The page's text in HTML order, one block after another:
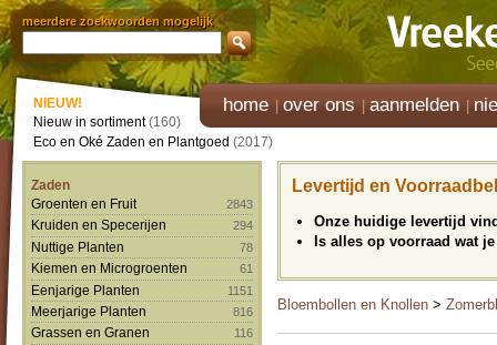
meerdere zoekwoorden mogelijk
home over ons aanmelden
NIEUW!
Nieuw in sortiment(160)
Eco en Oké Zaden en Plantgoed (2017)
Zaden
Groenten en Fruit
2843
Kruiden en Specerijen 294
Nuttige Planten 78
Kiemen en Microgroenten 61
Eenjarige Planten 1151
Meerjarige Planten 816
Grassen en Granen 116
Levertijd en
Onze huidige levertijd
Is alles op voorraad wat
Bloembollen en Knollen >